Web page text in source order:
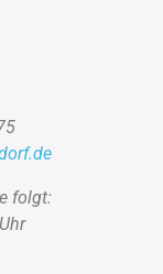
folgt: